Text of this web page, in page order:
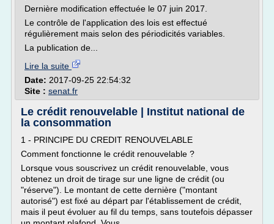
Dernière modification effectuée le 07 juin 2017.
Le contrôle de l'application des lois est effectué
régulièrement mais selon des périodicités variables.
La publication de...
Lire la suite
Date: 2017-09-25 22:54:32
Site : senat.fr
Le crédit renouvelable | Institut national de
la consommation
1 - PRINCIPE DU CREDIT RENOUVELABLE
Comment fonctionne le crédit renouvelable ?
Lorsque vous souscrivez un crédit renouvelable, vous
obtenez un droit de tirage sur une ligne de crédit (ou
"réserve"). Le montant de cette dernière ("montant
autorisé") est fixé au départ par l'établissement de crédit,
mais il peut évoluer au fil du temps, sans toutefois dépasser